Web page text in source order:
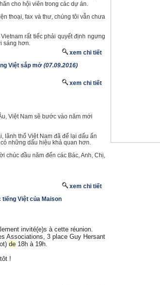
cho hội viên trong các dự án.
thoại, fax và thư, chúng tôi vẫn chưa
rất tiếc phải quyết định ngưng
sáng hơn.
xem chi tiết
Việt sắp mở (07.09.2016)
xem chi tiết
Việt Nam sẽ bước vào năm mới
lãnh thổ Việt Nam đã để lại dấu ấn
những dấu hiệu khả quan hơn.
chúc đầu năm đến các Bác, Anh, Chị,
xem chi tiết
Việt của Maison
invité(e)s à cette réunion.
Associations, 3 place Guy Hersant
de 18h à 19h.
!
Thứ ba 14/7/